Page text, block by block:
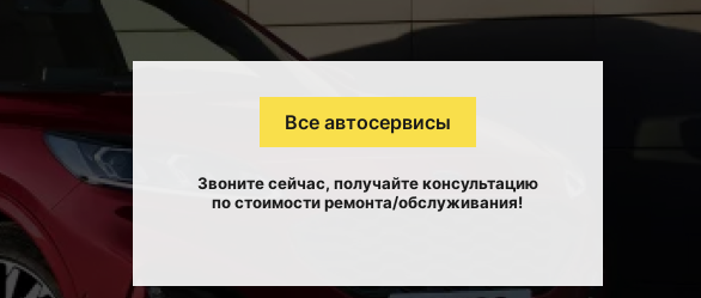
Все автосервисы
Звоните сейчас, получайте консультацию
по стоимости ремонта/обслуживания!